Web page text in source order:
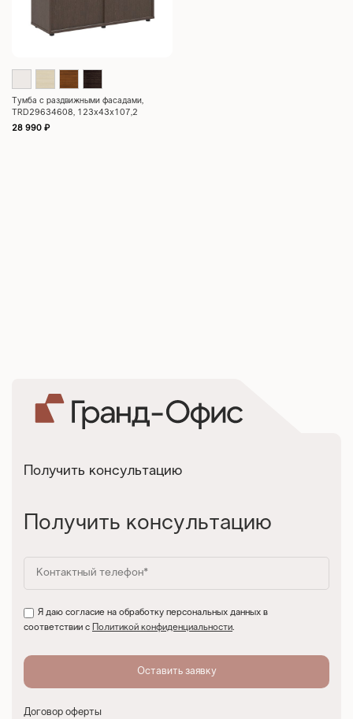
Тумба с раздвижными фасадами,
TRD29634608, 123x43x107,2
28 990 ₽
Получить консультацию
Получить консультацию
Я даю согласие на обработку персональных данных в
соответствии с
Политикой конфиденциальности.
Договор оферты